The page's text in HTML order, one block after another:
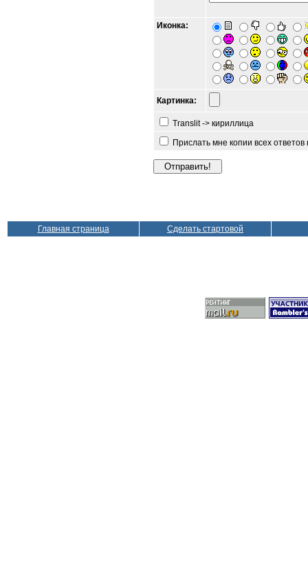
Иконка:
Картинка:
Translit -> кириллица
Прислать мне копии всех
Главная страница Сделать стартовой